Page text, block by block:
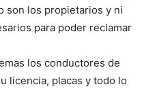
son los propietarios y ni
para poder reclamar
los conductores de
licencia, placas y todo lo